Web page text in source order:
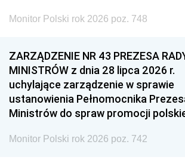
Monitor Polski rok 2026 poz. 748
ZARZĄDZENIE NR 43 PREZESA
MINISTRÓW z dnia 28 lipca 2026 r.
uchylające zarządzenie w sprawie
ustanowienia Pełnomocnika
Ministrów do spraw promocji
Monitor Polski rok 2026 poz. 742